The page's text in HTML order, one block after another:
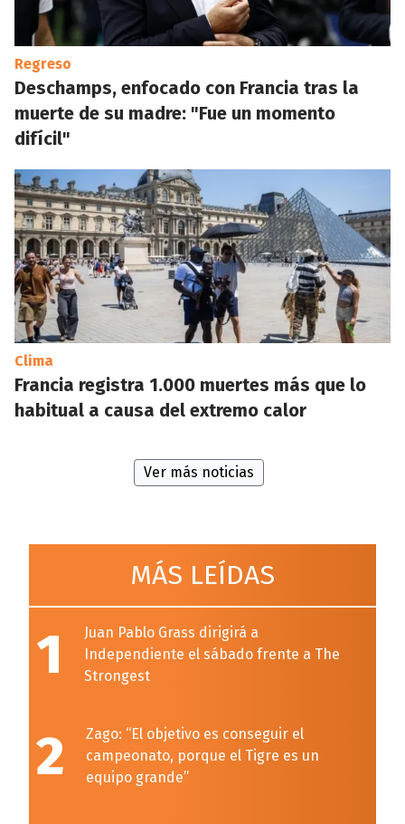
Regreso
Deschamps, enfocado con Francia tras la
muerte de su madre: "Fue un momento
difícil"
Clima
Francia registra 1.000 muertes más que lo
habitual a causa del extremo calor
Ver más noticias
MÁS LEÍDAS
1
Juan Pablo Grass dirigirá a
Independiente el sábado frente a The
Strongest
2
Zago: “El objetivo es conseguir el
campeonato, porque el Tigre es un
equipo grande”